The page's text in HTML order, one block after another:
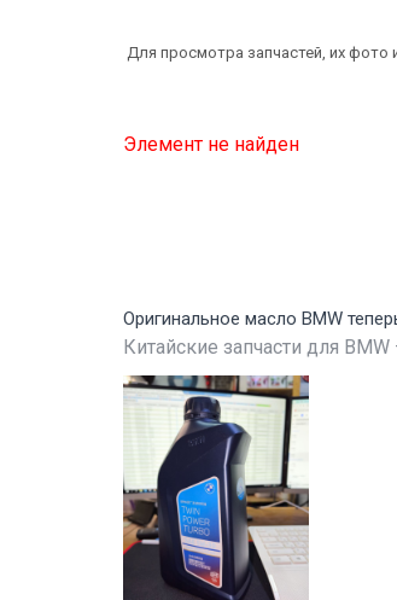
Для просмотра запчастей, их фото
Элемент не найден
Оригинальное масло BMW
Китайские запчасти для